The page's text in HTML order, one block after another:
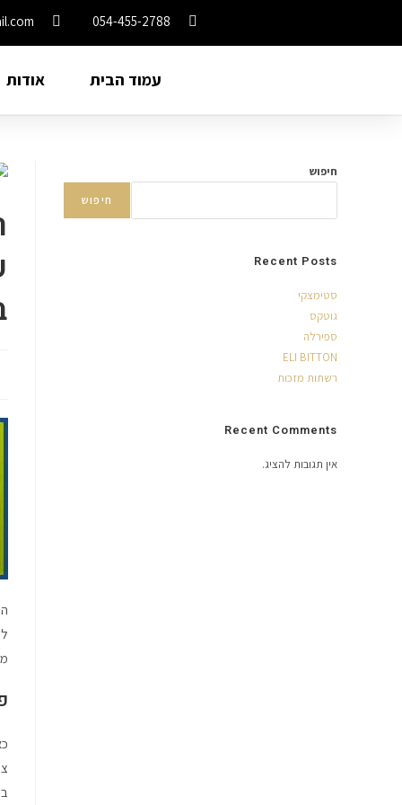
054-455-2788
עמוד הבית אודות
חיפוש
חיפוש
Recent Posts
סטימצקי
גוטקס
ספירלה
ELI BITTON
רשתות מזכות
Recent Comments
אין תגובות להציג.